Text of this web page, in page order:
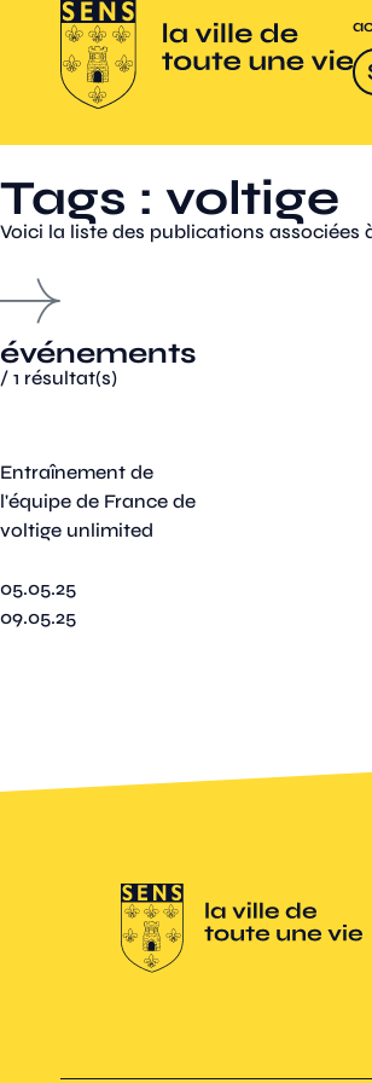
Tags : voltige
Voici la liste des publications associées
événements
/ 1 résultat(s)
Entraînement de
l'équipe de France de
voltige unlimited
05.05.25
09.05.25